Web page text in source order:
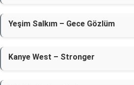
Yeşim Salkım – Gece Gözlüm
Kanye West – Stronger